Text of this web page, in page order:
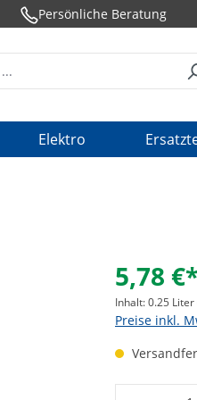
Persönliche Beratung
Elektro
5,78
Inhalt:0.25 Liter
Preise inkl.